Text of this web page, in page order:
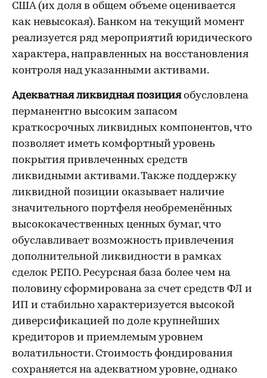
США (их доля в общем объеме оценивается
как невысокая). Банком на текущий момент
реализуется ряд мероприятий юридического
характера, направленных на восстановления
контроля над указанными активами.
Адекватная ликвидная позицияобусловлена
перманентно высоким запасом
краткосрочных ликвидных компонентов, что
позволяет иметь комфортный уровень
покрытия привлеченных средств
ликвидными активами. Также поддержку
ликвидной позиции оказывает наличие
значительного портфеля необременённых
высококачественных ценных бумаг, что
обуславливает возможность привлечения
дополнительной ликвидности в рамках
сделок РЕПО. Ресурсная база более чем на
половину сформирована за счет средств ФЛ и
ИП и стабильно характеризуется высокой
диверсификацией по доле крупнейших
кредиторов и приемлемым уровнем
волатильности. Стоимость фондирования
сохраняется на адекватном уровне, однако